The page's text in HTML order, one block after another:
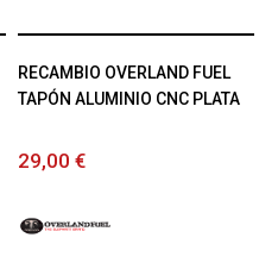
RECAMBIO OVERLAND FUEL
TAPÓN ALUMINIO CNC PLATA
29,00 €